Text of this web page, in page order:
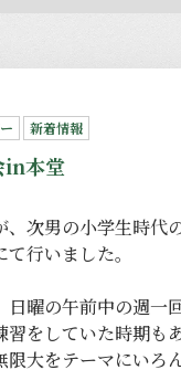
新着情報
in本堂
、次男の小学生時代
行いました。
曜の午前中の週一
をしていた時期も
限大をテーマにいろ